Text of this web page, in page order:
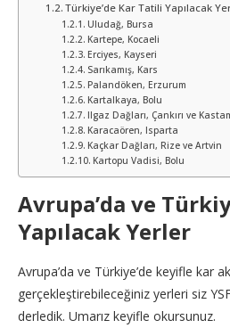
Türkiye’de Kar Tatili Yapılacak
Uludağ, Bursa
Kartepe, Kocaeli
Erciyes, Kayseri
Sarıkamış, Kars
Palandöken, Erzurum
Kartalkaya, Bolu
Ilgaz Dağları, Çankırı ve
Karacaören, Isparta
Kaçkar Dağları, Rize ve Artvin
Kartopu Vadisi, Bolu
Avrupa’da ve
Yapılacak Yerler
Avrupa’da ve Türkiye’de keyifle kar
gerçekleştirebileceğiniz yerleri siz
derledik. Umarız keyifle okursunuz.